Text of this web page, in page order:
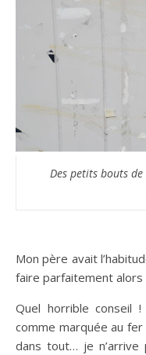
Des petits bouts
Mon père avait
faire parfaitement alors
Quel horrible conseil
comme marquée au
dans tout… je n’arrive